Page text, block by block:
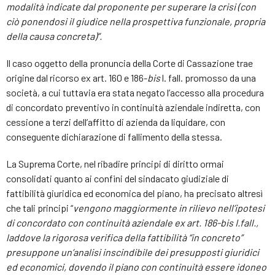
modalità indicate dal proponente per superare la crisi (con
ciò ponendosi il giudice nella prospettiva funzionale, propria
della causa concreta)”.
Il caso oggetto della pronuncia della Corte di Cassazione trae
origine dal ricorso ex art. 160 e 186-bisl. fall. promosso da una
società, a cui tuttavia era stata negato l’accesso alla procedura
di concordato preventivo in continuità aziendale indiretta, con
cessione a terzi dell’affitto di azienda da liquidare, con
conseguente dichiarazione di fallimento della stessa.
La Suprema Corte, nel ribadire principi di diritto ormai
consolidati quanto ai confini del sindacato giudiziale di
fattibilità giuridica ed economica del piano, ha precisato altresì
che tali principi “vengono maggiormente in rilievo nell’ipotesi
di concordato con continuità aziendale ex art. 186-bis I.fall.,
laddove la rigorosa verifica della fattibilità “in concreto”
presuppone un’analisi inscindibile dei presupposti giuridici
ed economici, dovendo il piano con continuità essere idoneo